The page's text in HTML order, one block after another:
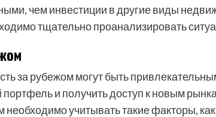
чем инвестиции в другие виды
тщательно проанализировать
за рубежом могут быть
и получить доступ к новым
учитывать такие факторы,